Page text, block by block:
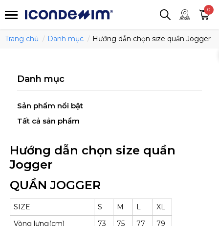
0
Trang chủ Danh mục Hướng dẫn chọn size quần Jogger
Danh mục
Sản phẩm nổi bật
Tất cả sản phẩm
Hướng dẫn chọn size quần
Jogger
QUẦN JOGGER
SIZE S M L
XL
Vòng lưng(cm)
73 75 77
79